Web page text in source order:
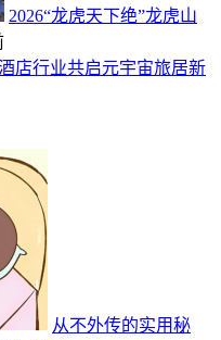
2026“龙虎天下绝”龙虎山
店行业共启元宇宙旅居新
从不外传的实用秘